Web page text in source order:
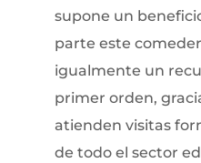
supone un
parte este
igualmente un
primer orden,
atienden visitas
de todo el sector